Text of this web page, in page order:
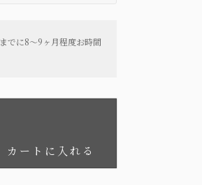
でに8〜9ヶ月程度お時間
カートに入れる